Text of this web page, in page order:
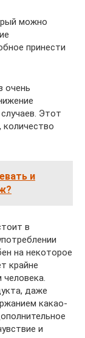
можно
принести
очень
Этот
количество
и
в
на некоторое
крайне
человека.
даже
какао-
и